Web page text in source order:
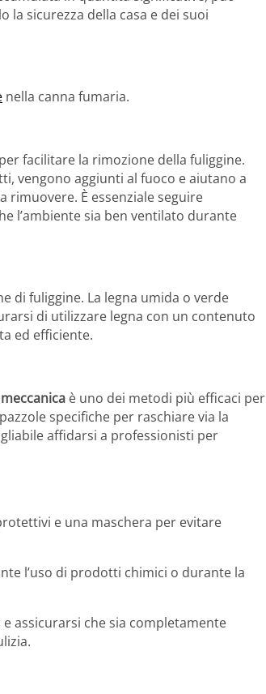
sicurezza della casa e dei suoi
nella canna fumaria.
facilitare la rimozione della fuliggine.
vengono aggiunti al fuoco e aiutano a
È essenziale seguire
l’ambiente sia ben ventilato durante
di fuliggine. La legna umida o verde
di utilizzare legna con un contenuto
ed efficiente.
è uno dei metodi più efficaci per
specifiche per raschiare via la
affidarsi a professionisti per
e una maschera per evitare
l’uso di prodotti chimici o durante la
assicurarsi che sia completamente